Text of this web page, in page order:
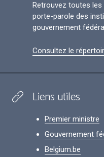
Retrouvez toutes
porte-parole des
gouvernement
Consultez le
Liens utiles
Premier ministre
Gouvernement
Belgium.be